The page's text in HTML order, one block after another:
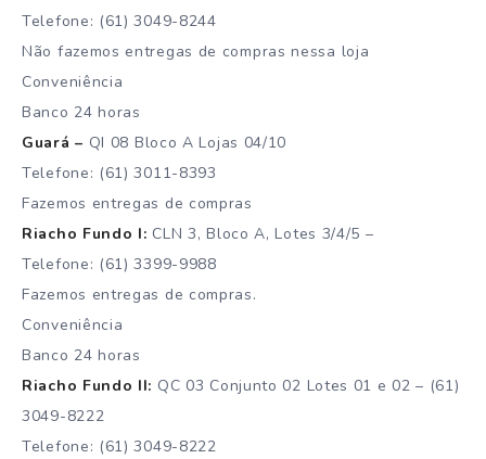
Telefone: (61) 3049-8244
Não fazemos entregas de compras nessa loja
Conveniência
Banco 24 horas
Guará – QI 08 Bloco A Lojas 04/10
Telefone: (61) 3011-8393
Fazemos entregas de compras
Riacho Fundo I: CLN 3, Bloco A, Lotes 3/4/5 –
Telefone: (61) 3399-9988
Fazemos entregas de compras.
Conveniência
Banco 24 horas
Riacho Fundo II: QC 03 Conjunto 02 Lotes 01 e 02 – (61)
3049-8222
Telefone: (61) 3049-8222